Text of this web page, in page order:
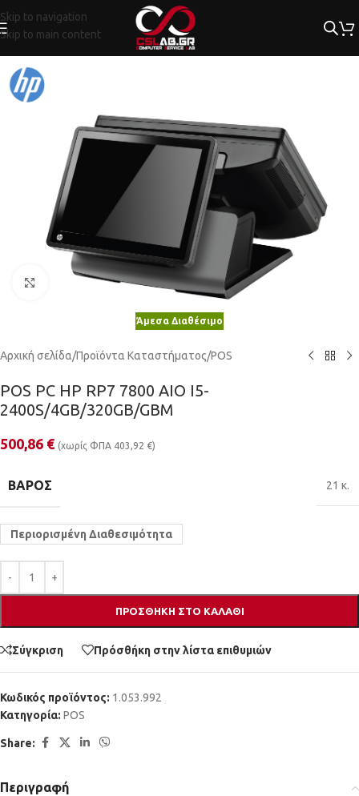
Skip to navigation
Skip to main content
Κλικ για μεγέθυνση
Άμεσα Διαθέσιμο
Αρχική σελίδα/Προϊόντα Καταστήματος/POS
POS PC HP RP7 7800 AIO I5-
2400S/4GB/320GB/GBM
500,86 € (χωρίς ΦΠΑ 403,92 €)
ΒΆΡΟΣ 21 κ.
Περιορισμένη Διαθεσιμότητα
ΠΡΟΣΘΉΚΗ ΣΤΟ ΚΑΛΆΘΙ
Σύγκριση Πρόσθήκη στην λίστα επιθυμιών
Κωδικός προϊόντος: 1.053.992
Κατηγορία: POS
Share:
Περιγραφή